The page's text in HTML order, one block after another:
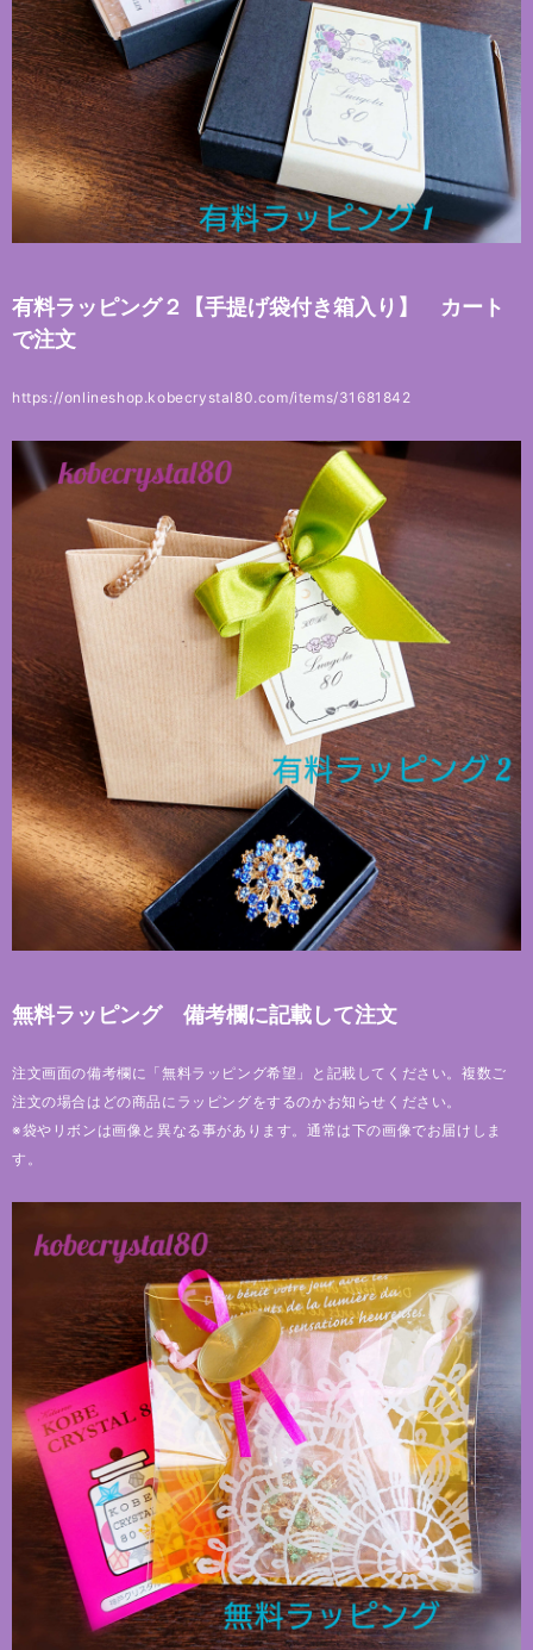
有料ラッピング２【手提げ袋付き箱入り】 カート
で注文
https://onlineshop.kobecrystal80.com/items/31681842
無料ラッピング 備考欄に記載して注文
注文画面の備考欄に「無料ラッピング希望」と記載してください。複数ご
注文の場合はどの商品にラッピングをするのかお知らせください。
※袋やリボンは画像と異なる事があります。通常は下の画像でお届けしま
す。